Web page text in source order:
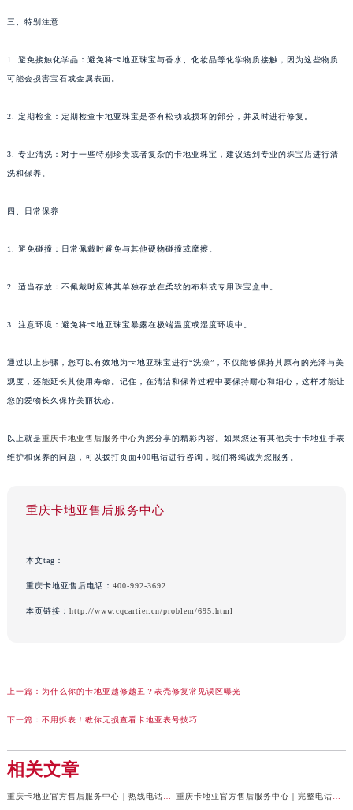
三、特别注意
1. 避免接触化学品：避免将卡地亚珠宝与香水、化妆品等化学物质接触，因为这些物质
可能会损害宝石或金属表面。
2. 定期检查：定期检查卡地亚珠宝是否有松动或损坏的部分，并及时进行修复。
3. 专业清洗：对于一些特别珍贵或者复杂的卡地亚珠宝，建议送到专业的珠宝店进行清
洗和保养。
四、日常保养
1. 避免碰撞：日常佩戴时避免与其他硬物碰撞或摩擦。
2. 适当存放：不佩戴时应将其单独存放在柔软的布料或专用珠宝盒中。
3. 注意环境：避免将卡地亚珠宝暴露在极端温度或湿度环境中。
通过以上步骤，您可以有效地为卡地亚珠宝进行“洗澡”，不仅能够保持其原有的光泽与美
观度，还能延长其使用寿命。记住，在清洁和保养过程中要保持耐心和细心，这样才能让
您的爱物长久保持美丽状态。
以上就是重庆卡地亚售后服务中心为您分享的精彩内容。如果您还有其他关于卡地亚手表
维护和保养的问题，可以拨打页面400电话进行咨询，我们将竭诚为您服务。
重庆卡地亚售后服务中心
本文tag：
重庆卡地亚售后电话： 400-992-3692
本页链接： http://www.cqcartier.cn/problem/695.html
上一篇： 为什么你的卡地亚越修越丑？表壳修复常见误区曝光
下一篇： 不用拆表！教你无损查看卡地亚表号技巧
相关文章